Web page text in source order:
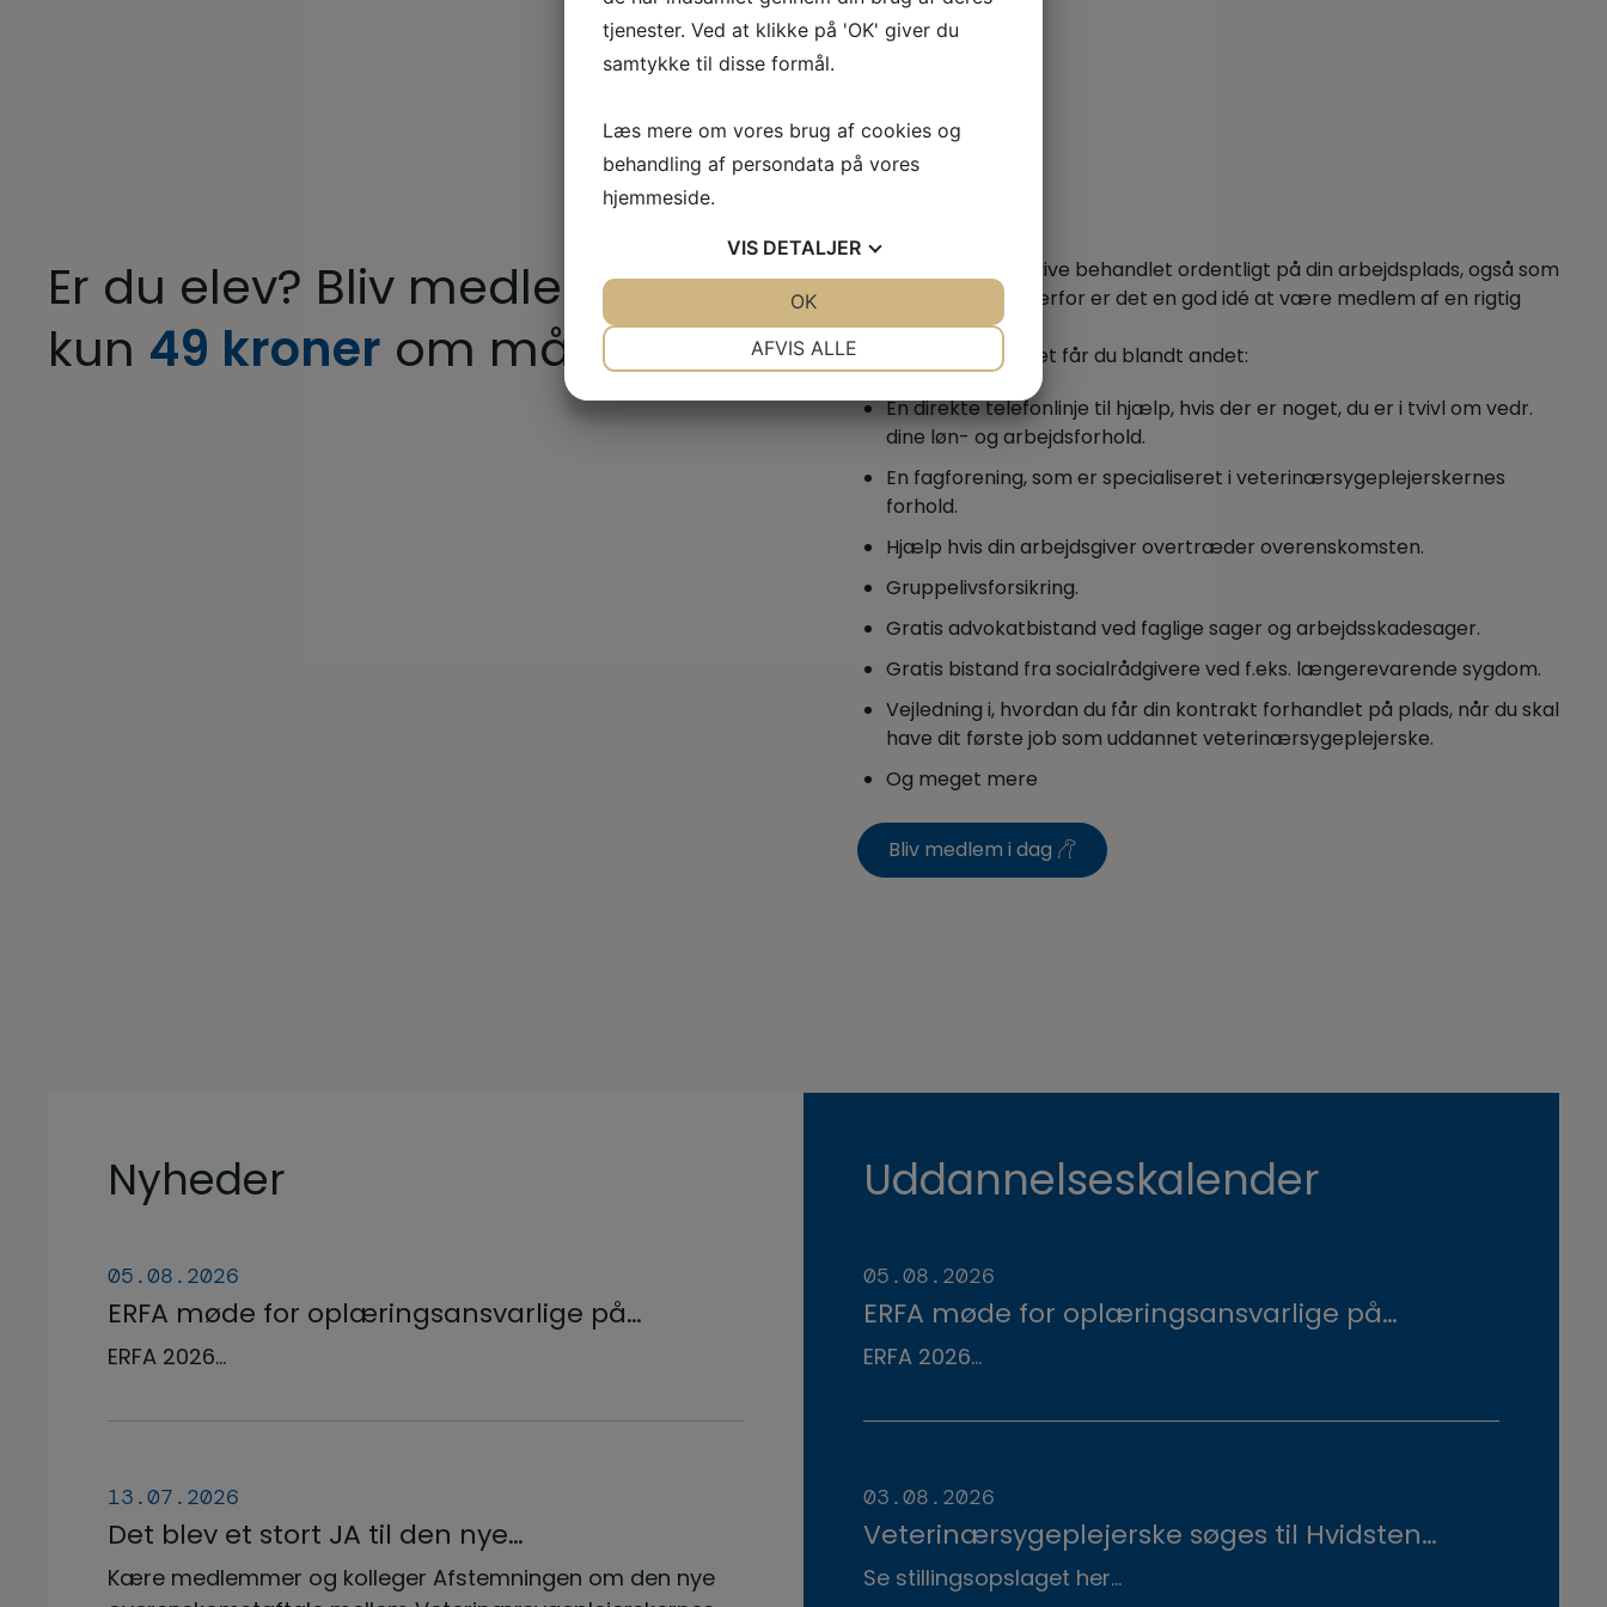
Er du elev? Bliv medlem for
kun 49 kroner om måneden
Du har krav på at blive behandlet ordentligt på din arbejdsplads, også som
lærling eller elev. Derfor er det en god idé at være medlem af en rigtig
fagforening.
Med medlemsskabet får du blandt andet:
En direkte telefonlinje til hjælp, hvis der er noget, du er i tvivl om vedr.
dine løn- og arbejdsforhold.
En fagforening, som er specialiseret i veterinærsygeplejerskernes
forhold.
Hjælp hvis din arbejdsgiver overtræder overenskomsten.
Gruppelivsforsikring.
Gratis advokatbistand ved faglige sager og arbejdsskadesager.
Gratis bistand fra socialrådgivere ved f.eks. længerevarende sygdom.
Vejledning i, hvordan du får din kontrakt forhandlet på plads, når du skal
have dit første job som uddannet veterinærsygeplejerske.
Og meget mere
Bliv medlem i dag
Nyheder
05.08.2026
ERFA møde for oplæringsansvarlige på
veterinærsygeplejerske uddannelsen
herunder.
ERFA 2026...
13.07.2026
Det blev et stort JA til den nye
overenskomstaftale
Kære medlemmer og kolleger Afstemningen om den nye
Uddannelseskalender
05.08.2026
ERFA møde for oplæringsansvarlige på
veterinærsygeplejerske uddannelsen
herunder.
ERFA 2026...
03.08.2026
Veterinærsygeplejerske søges til Hvidsten
Dyrehospital
Se stillingsopslaget her...
tjenester. Ved at klikke på 'OK' giver du
samtykke til disse formål.
Læs mere om vores brug af cookies og
behandling af persondata på vores
hjemmeside.
VIS DETALJER
AFVIS ALLE
OK